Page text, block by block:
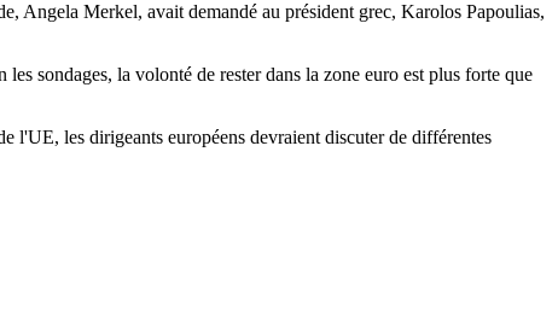
Angela Merkel, avait demandé au président grec, Karolos Papoulias,
sondages, la volonté de rester dans la zone euro est plus forte que
l'UE, les dirigeants européens devraient discuter de différentes